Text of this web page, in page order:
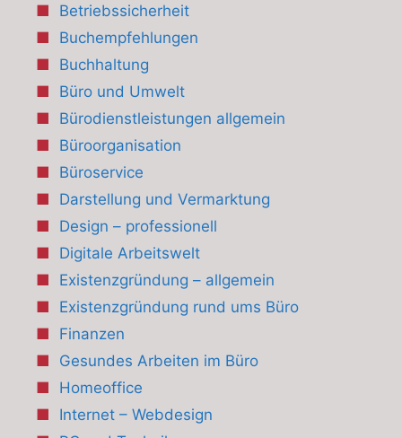
Betriebssicherheit
Buchempfehlungen
Buchhaltung
Büro und Umwelt
Bürodienstleistungen allgemein
Büroorganisation
Büroservice
Darstellung und Vermarktung
Design – professionell
Digitale Arbeitswelt
Existenzgründung – allgemein
Existenzgründung rund ums Büro
Finanzen
Gesundes Arbeiten im Büro
Homeoffice
Internet – Webdesign